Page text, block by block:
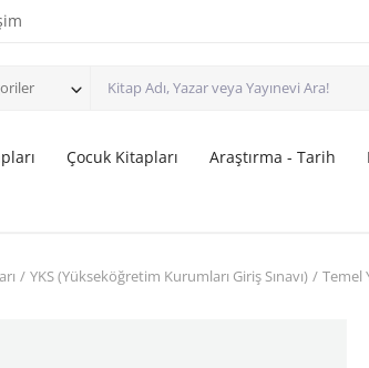
Çocuk Kitapları Araştırma - Tarih
YKS (Yükseköğretim Kurumları Giriş Sınavı) Temel